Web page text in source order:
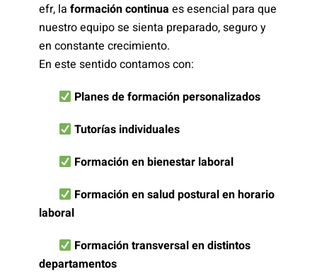
efr, la formación continua es esencial para que
nuestro equipo se sienta preparado, seguro y
en constante crecimiento.
En este sentido contamos con:
Planes de formación personalizados
Tutorías individuales
Formación en bienestar laboral
Formación en salud postural en horario
laboral
Formación transversal en distintos
departamentos